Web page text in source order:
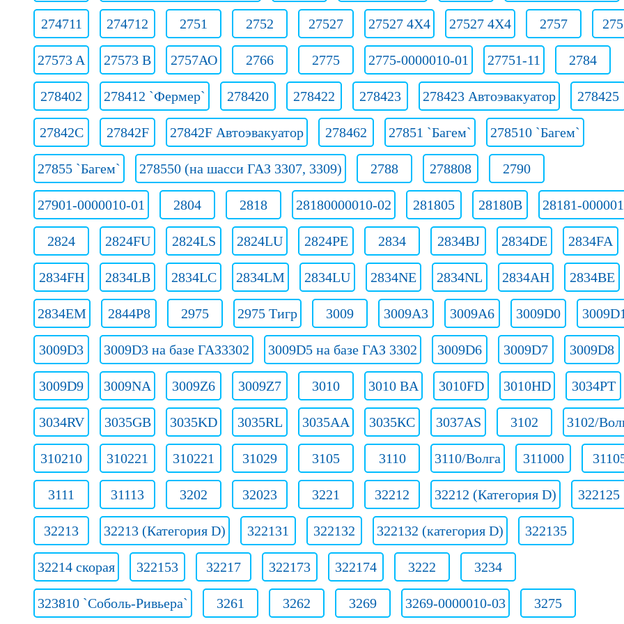
274711 274712 2751 2752 27527 27527 4X4 27527 4X4 2757
27573 A 27573 B 2757АО 2766 2775 2775-0000010-01 27751-11 2784
278402 278412 `Фермер` 278420 278422 278423 278423 Автоэвакуатор 278425
27842C 27842F 27842F Автоэвакуатор 278462 27851 `Багем` 278510 `Багем`
27855 `Багем` 278550 (на шасси ГАЗ 3307, 3309) 2788 278808 2790
27901-0000010-01 2804 2818 28180000010-02 281805 28180В 28181-
2824 2824FU 2824LS 2824LU 2824РЕ 2834 2834BJ 2834DE 2834FA
2834FH 2834LB 2834LC 2834LM 2834LU 2834NE 2834NL 2834АН 2834ВЕ
2834ЕМ 2844Р8 2975 2975 Тигр 3009 3009A3 3009A6 3009D0 3009D1
3009D3 3009D3 на базе ГАЗ3302 3009D5 на базе ГАЗ 3302 3009D6 3009D7 3009D8
3009D9 3009NA 3009Z6 3009Z7 3010 3010 BA 3010FD 3010HD 3034PT
3034RV 3035GB 3035KD 3035RL 3035АА 3035КС 3037AS 3102 3102/
310210 310221 310221 31029 3105 3110 3110/Волга 311000
3111 31113 3202 32023 3221 32212 32212 (Категория D) 322125
32213 32213 (Категория D) 322131 322132 322132 (категория D) 322135
32214 скорая 322153 32217 322173 322174 3222 3234
323810 `Соболь-Ривьера` 3261 3262 3269 3269-0000010-03 3275